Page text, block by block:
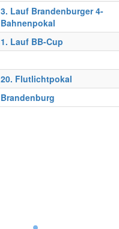
3. Lauf Brandenburger 4-
Bahnenpokal
1. Lauf BB-Cup
20. Flutlichtpokal
Brandenburg